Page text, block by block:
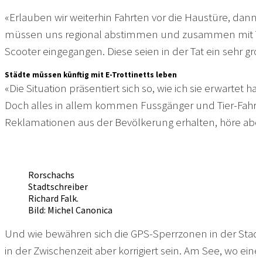
«Erlauben wir weiterhin Fahrten vor die Haustüre,
müssen uns regional abstimmen und zusammen mit
Scooter eingegangen. Diese seien in der Tat ein sehr
Städte müssen künftig mit E-Trottinetts leben
«Die Situation präsentiert sich so, wie ich sie
Doch alles in allem kommen Fussgänger und Tier-
Reklamationen aus der Bevölkerung erhalten, höre
Rorschachs
Stadtschreiber
Richard Falk.
Bild: Michel Canonica
Und wie bewähren sich die GPS-Sperrzonen in der
in der Zwischenzeit aber korrigiert sein. Am See, wo